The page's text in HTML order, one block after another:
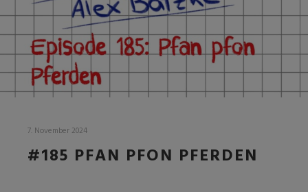
7. November 2024
#185 PFAN PFON PFERDEN